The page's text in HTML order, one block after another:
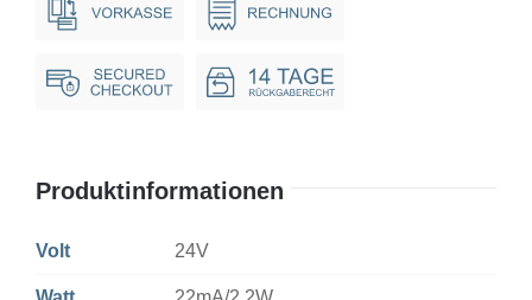
Produktinformationen
Volt 24V